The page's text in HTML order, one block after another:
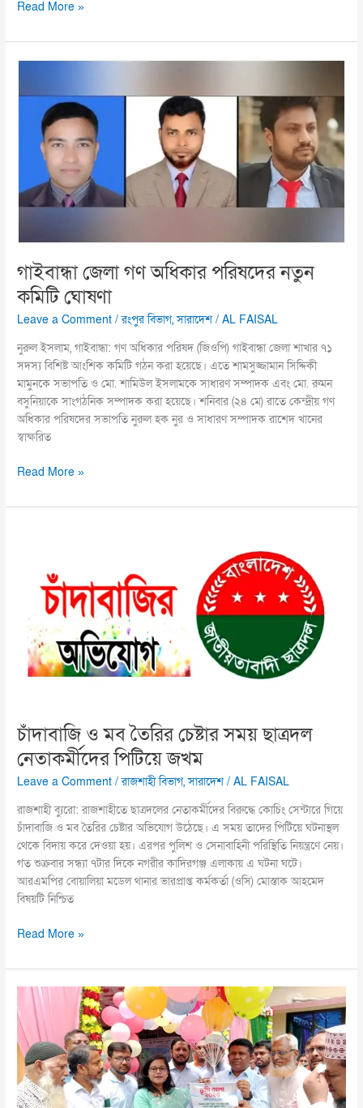
Read More »
গাইবান্ধা জেলা গণ অধিকার পরিষদের নতুন
কমিটি ঘোষণা
Leave a Comment /রংপুর বিভাগ,সারাদেশ /AL FAISAL
নুরুল ইসলাম, গাইবান্ধা: গণ অধিকার পরিষদ (জিওপি) গাইবান্ধা জেলা শাখার ৭১
সদস্য বিশিষ্ট আংশিক কমিটি গঠন করা হয়েছে। এতে শামসুজ্জামান সিদ্দিকী
মামুনকে সভাপতি ও মো. শামিউল ইসলামকে সাধারণ সম্পাদক এবং মো. রুমন
বসুনিয়াকে সাংগঠনিক সম্পাদক করা হয়েছে। শনিবার (২৪ মে) রাতে কেন্দ্রীয় গণ
অধিকার পরিষদের সভাপতি নুরুল হক নুর ও সাধারণ সম্পাদক রাশেদ খানের
স্বাক্ষরিত
অধিকার
পরিষদের
ঘোষণা
Read More »
চাঁদাবাজি ও মব তৈরির চেষ্টার সময় ছাত্রদল
নেতাকর্মীদের পিটিয়ে জখম
Leave a Comment /রাজশাহী বিভাগ,সারাদেশ /AL FAISAL
রাজশাহী ব্যুরো: রাজশাহীতে ছাত্রদলের নেতাকর্মীদের বিরুদ্ধে কোচিং সেন্টারে গিয়ে
চাঁদাবাজি ও মব তৈরির চেষ্টার অভিযোগ উঠেছে। এ সময় তাদের পিটিয়ে ঘটনাস্থল
থেকে বিদায় করে দেওয়া হয়। এরপর পুলিশ ও সেনাবাহিনী পরিস্থিতি নিয়ন্ত্রণে নেয়।
গত শুক্রবার সন্ধ্যা ৭টার দিকে নগরীর কাদিরগঞ্জ এলাকায় এ ঘটনা ঘটে।
আরএমপির বোয়ালিয়া মডেল থানার ভারপ্রাপ্ত কর্মকর্তা (ওসি) মোস্তাক আহমেদ
বিষয়টি নিশ্চিত
তৈরির
সময়
ছাত্রদল
নেতাকর্মীদের
পিটিয়ে
Read More »
চাটখিলে
ভূমি
মেলার
উদ্বোধন
ও
অবহিতকরণ
সভা